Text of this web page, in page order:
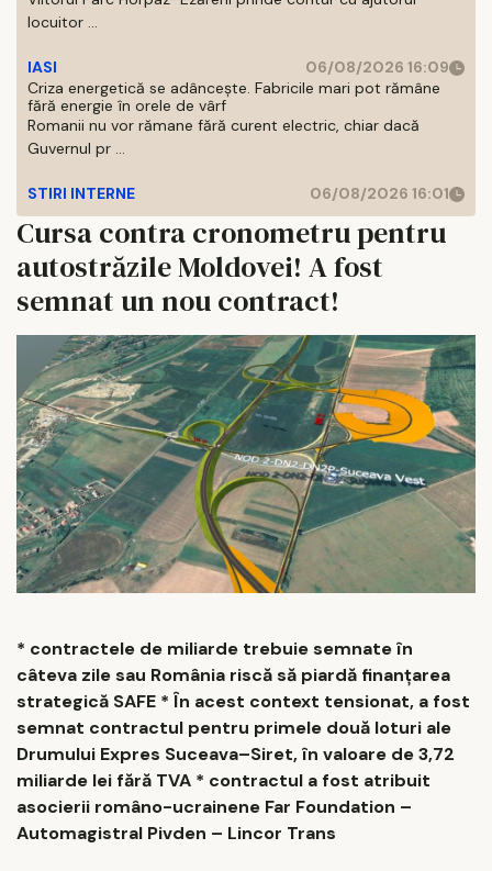
locuitor ...
IASI
06/08/2026 16:09
Criza energetică se adâncește. Fabricile mari pot rămâne
fără energie în orele de vârf
Romanii nu vor rămane fără curent electric, chiar dacă
Guvernul pr ...
STIRI INTERNE 06/08/2026 16:01
Cursa contra cronometru pentru
autostrăzile Moldovei! A fost
semnat un nou contract!
* contractele de miliarde trebuie semnate în
câteva zile sau România riscă să piardă finanțarea
strategică SAFE * În acest context tensionat, a fost
semnat contractul pentru primele două loturi ale
Drumului Expres Suceava–Siret, în valoare de 3,72
miliarde lei fără TVA * contractul a fost atribuit
asocierii româno-ucrainene Far Foundation –
Automagistral Pivden – Lincor Trans